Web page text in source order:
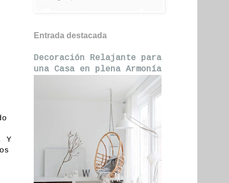
Y
Entrada destacada
Decoración Relajante para
una Casa en plena Armonía